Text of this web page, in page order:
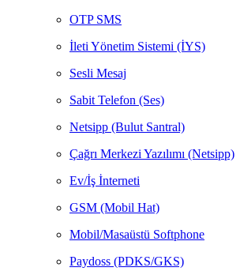
OTP SMS
İleti Yönetim Sistemi (İYS)
Sesli Mesaj
Sabit Telefon (Ses)
Netsipp (Bulut Santral)
Çağrı Merkezi Yazılımı (Netsipp)
Ev/İş İnterneti
GSM (Mobil Hat)
Mobil/Masaüstü Softphone
Paydoss (PDKS/GKS)